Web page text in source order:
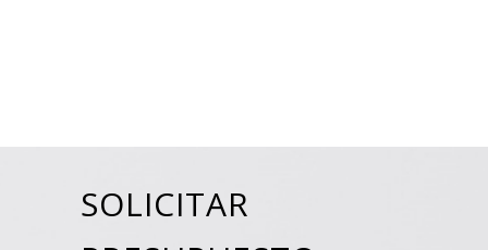
SOLICITAR